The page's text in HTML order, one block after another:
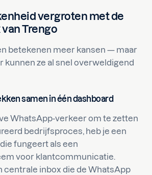
vergroten met de
Trengo
betekenen meer kansen — maar
kunnen ze al snel overweldigend
samen in één dashboard
WhatsApp-verkeer om te zetten
bedrijfsproces, heb je een
fungeert als een
voor klantcommunicatie.
centrale inbox die de WhatsApp